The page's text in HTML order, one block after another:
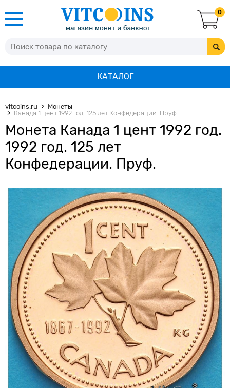
0
КАТАЛОГ
vitcoins.ru
Монеты
Канада 1 цент 1992 год. 125 лет Конфедерации. Пруф.
Монета Канада 1 цент 1992 год.
1992 год. 125 лет
Конфедерации. Пруф.